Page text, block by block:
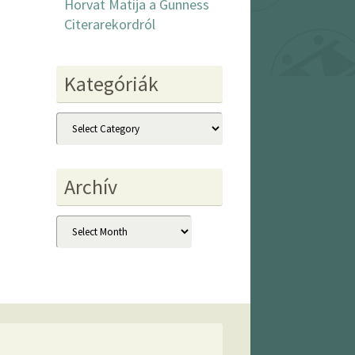
Horvat Matija a Gunness
Citerarekordról
Kategóriák
Kategóriák
Archív
Archív